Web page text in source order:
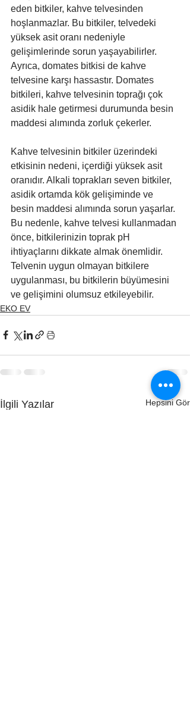
eden bitkiler, kahve telvesinden
hoşlanmazlar. Bu bitkiler, telvedeki
yüksek asit oranı nedeniyle
gelişimlerinde sorun yaşayabilirler.
Ayrıca, domates bitkisi de kahve
telvesine karşı hassastır. Domates
bitkileri, kahve telvesinin toprağı çok
asidik hale getirmesi durumunda besin
maddesi alımında zorluk çekerler.
Kahve telvesinin bitkiler üzerindeki
etkisinin nedeni, içerdiği yüksek asit
oranıdır. Alkali toprakları seven bitkiler,
asidik ortamda kök gelişiminde ve
besin maddesi alımında sorun yaşarlar.
Bu nedenle, kahve telvesi kullanmadan
önce, bitkilerinizin toprak pH
ihtiyaçlarını dikkate almak önemlidir.
Telvenin uygun olmayan bitkilere
uygulanması, bu bitkilerin büyümesini
ve gelişimini olumsuz etkileyebilir.
EKO EV
İlgili Yazılar Hepsini Gör